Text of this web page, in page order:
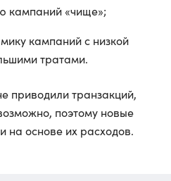
кампаний «чище»;
кампаний с низкой
тратами.
приводили транзакций,
поэтому новые
основе их расходов.